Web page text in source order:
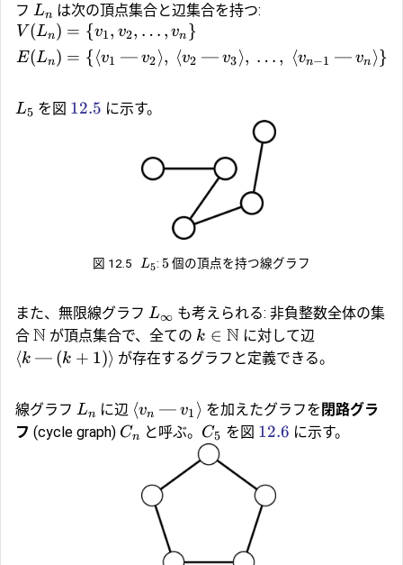
フ Ln は次の頂点集合と辺集合を持つ:
V (Ln)
E(Ln)
= {v1, v2, … , vn }
= {⟨v1 — v2⟩, ⟨v2 — v3⟩, … , ⟨vn−1 — vn ⟩}
L5 を図 12.5 に示す。
図 12.5 L5: 5個の頂点を持つ線グラフ
また、 無限線グラフ L∞ も考えられる: 非負整数全体の集
合 N が頂点集合で、全ての k ∈ N に対して辺
⟨k — (k + 1)⟩ が存在するグラフと定義できる。
線グラフ Ln に辺 ⟨vn — v1 ⟩ を加えたグラフを 閉路グラ
フ (cycle graph) Cn と呼ぶ。 C5 を図 12.6 に示す。